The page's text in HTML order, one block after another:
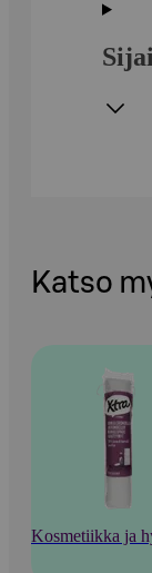
Katso
Kosmetiikka ja